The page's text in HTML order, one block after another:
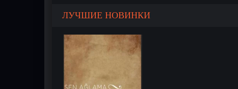
ЛУЧШИЕ НОВИНКИ